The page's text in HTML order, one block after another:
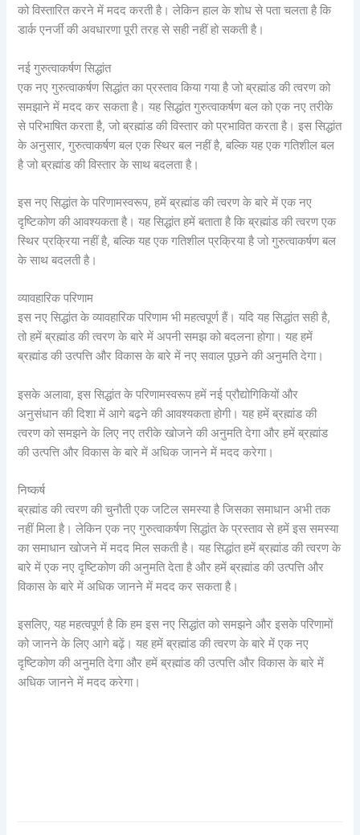
को विस्तारित करने में मदद करती है। लेकिन हाल के शोध से पता चलता है कि
डार्क एनर्जी की अवधारणा पूरी तरह से सही नहीं हो सकती है।
नई गुरुत्वाकर्षण सिद्धांत
एक नए गुरुत्वाकर्षण सिद्धांत का प्रस्ताव किया गया है जो ब्रह्मांड की त्वरण को
समझाने में मदद कर सकता है। यह सिद्धांत गुरुत्वाकर्षण बल को एक नए तरीके
से परिभाषित करता है, जो ब्रह्मांड की विस्तार को प्रभावित करता है। इस सिद्धांत
के अनुसार, गुरुत्वाकर्षण बल एक स्थिर बल नहीं है, बल्कि यह एक गतिशील बल
है जो ब्रह्मांड की विस्तार के साथ बदलता है।
इस नए सिद्धांत के परिणामस्वरूप, हमें ब्रह्मांड की त्वरण के बारे में एक नए
दृष्टिकोण की आवश्यकता है। यह सिद्धांत हमें बताता है कि ब्रह्मांड की त्वरण एक
स्थिर प्रक्रिया नहीं है, बल्कि यह एक गतिशील प्रक्रिया है जो गुरुत्वाकर्षण बल
के साथ बदलती है।
व्यावहारिक परिणाम
इस नए सिद्धांत के व्यावहारिक परिणाम भी महत्वपूर्ण हैं। यदि यह सिद्धांत सही है,
तो हमें ब्रह्मांड की त्वरण के बारे में अपनी समझ को बदलना होगा। यह हमें
ब्रह्मांड की उत्पत्ति और विकास के बारे में नए सवाल पूछने की अनुमति देगा।
इसके अलावा, इस सिद्धांत के परिणामस्वरूप हमें नई प्रौद्योगिकियों और
अनुसंधान की दिशा में आगे बढ़ने की आवश्यकता होगी। यह हमें ब्रह्मांड की
त्वरण को समझने के लिए नए तरीके खोजने की अनुमति देगा और हमें ब्रह्मांड
की उत्पत्ति और विकास के बारे में अधिक जानने में मदद करेगा।
निष्कर्ष
ब्रह्मांड की त्वरण की चुनौती एक जटिल समस्या है जिसका समाधान अभी तक
नहीं मिला है। लेकिन एक नए गुरुत्वाकर्षण सिद्धांत के प्रस्ताव से हमें इस समस्या
का समाधान खोजने में मदद मिल सकती है। यह सिद्धांत हमें ब्रह्मांड की त्वरण के
बारे में एक नए दृष्टिकोण की अनुमति देता है और हमें ब्रह्मांड की उत्पत्ति और
विकास के बारे में अधिक जानने में मदद कर सकता है।
इसलिए, यह महत्वपूर्ण है कि हम इस नए सिद्धांत को समझने और इसके परिणामों
को जानने के लिए आगे बढ़ें। यह हमें ब्रह्मांड की त्वरण के बारे में एक नए
दृष्टिकोण की अनुमति देगा और हमें ब्रह्मांड की उत्पत्ति और विकास के बारे में
अधिक जानने में मदद करेगा।